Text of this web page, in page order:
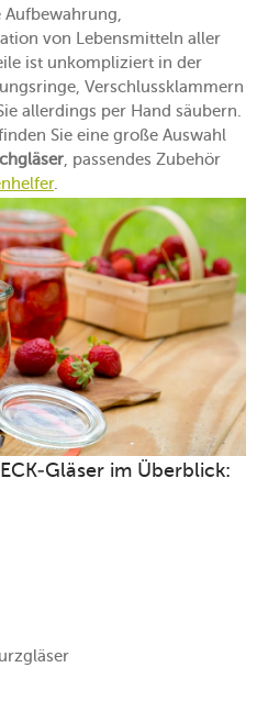
von Lebensmitteln aller
ist unkompliziert in der
Verschlussklammern
allerdings per Hand säubern.
Sie eine große Auswahl
, passendes Zubehör
.
Gläser im Überblick: